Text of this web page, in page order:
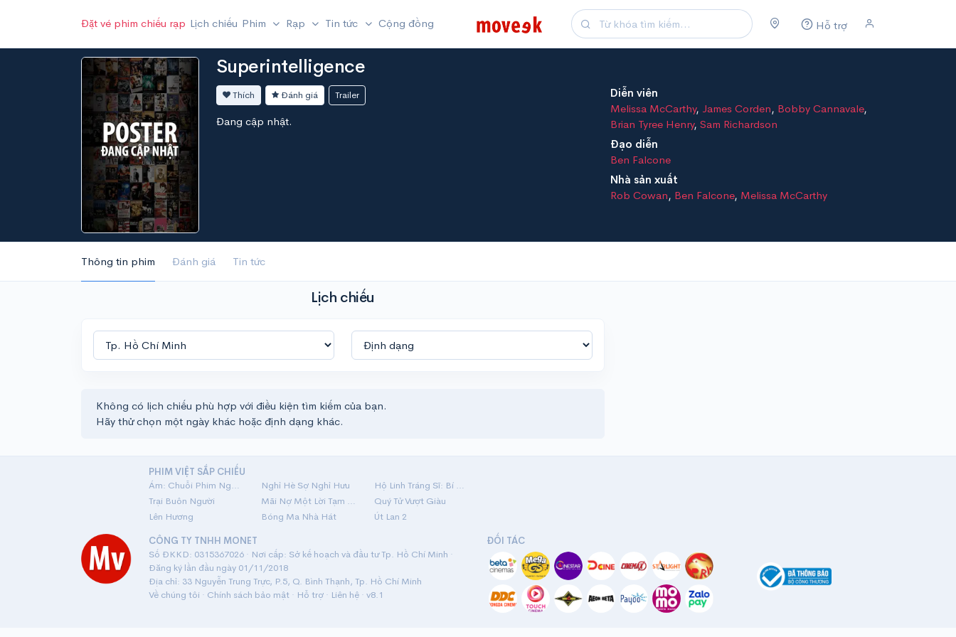
Hỗ trợ
Đặt vé phim chiếu rạp Lịch chiếu Phim Rạp Tin tức Cộng đồng
Superintelligence
Thích Đánh giá Trailer
Đang cập nhật.
Diễn viên
Melissa McCarthy, James Corden, Bobby Cannavale,
Brian Tyree Henry,Sam Richardson
Đạo diễn
Ben Falcone
Nhà sản xuất
Rob Cowan, Ben Falcone, Melissa McCarthy
Thông tin phim Đánh giá Tin tức
Lịch chiếu
Không có lịch chiếu phù hợp với điều kiện tìm kiếm của bạn.
Hãy thử chọn một ngày khác hoặc định dạng khác.
PHIM VIỆT SẮP CHIẾU
Ám: Chuỗi Phim Ngắn Linh Dị
Nghỉ Hè Sợ Nghỉ Hưu
Hộ Linh Tráng Sĩ: Bí Ẩn Mộ Vua Đinh
Trại Buôn Người
Mãi Nợ Một Lời Tạm Biệt
Quý Tử Vượt Giàu
Lên Hương
Bóng Ma Nhà Hát
Út Lan 2
CÔNG TY TNHH MONET
Số ĐKKD: 0315367026 · Nơi cấp: Sở kế hoạch và đầu tư Tp. Hồ Chí Minh ·
Đăng ký lần đầu ngày 01/11/2018
Địa chỉ: 33 Nguyễn Trung Trực, P.5, Q. Bình Thạnh, Tp. Hồ Chí Minh
Về chúng tôi · Chính sách bảo mật· Hỗ trợ· Liên hệ· v8.1
ĐỐI TÁC